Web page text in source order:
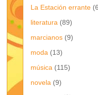
La Estación errante
literatura (89)
marcianos (9)
moda (13)
música (115)
novela (9)